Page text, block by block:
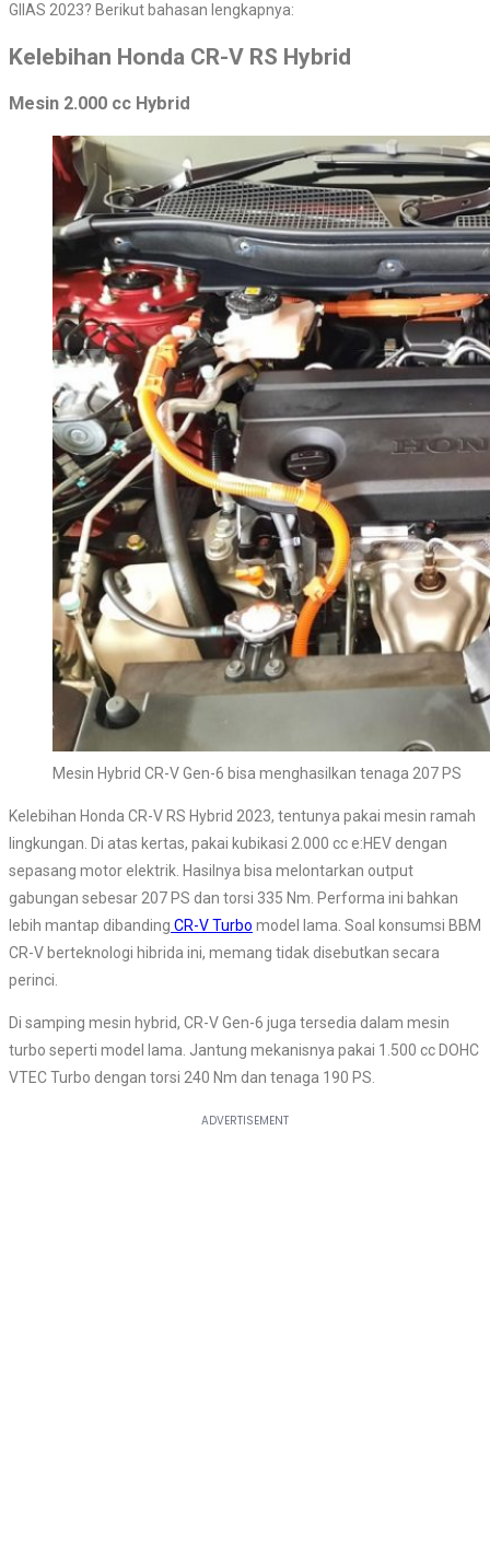
GIIAS 2023? Berikut bahasan lengkapnya:
Kelebihan Honda CR-V RS Hybrid
Mesin 2.000 cc Hybrid
Mesin Hybrid CR-V Gen-6 bisa menghasilkan tenaga 207 PS
Kelebihan Honda CR-V RS Hybrid 2023, tentunya pakai mesin ramah
lingkungan. Di atas kertas, pakai kubikasi 2.000 cc e:HEV dengan
sepasang motor elektrik. Hasilnya bisa melontarkan output
gabungan sebesar 207 PS dan torsi 335 Nm. Performa ini bahkan
lebih mantap dibanding CR-V Turbo model lama. Soal konsumsi BBM
CR-V berteknologi hibrida ini, memang tidak disebutkan secara
perinci.
Di samping mesin hybrid, CR-V Gen-6 juga tersedia dalam mesin
turbo seperti model lama. Jantung mekanisnya pakai 1.500 cc DOHC
VTEC Turbo dengan torsi 240 Nm dan tenaga 190 PS.